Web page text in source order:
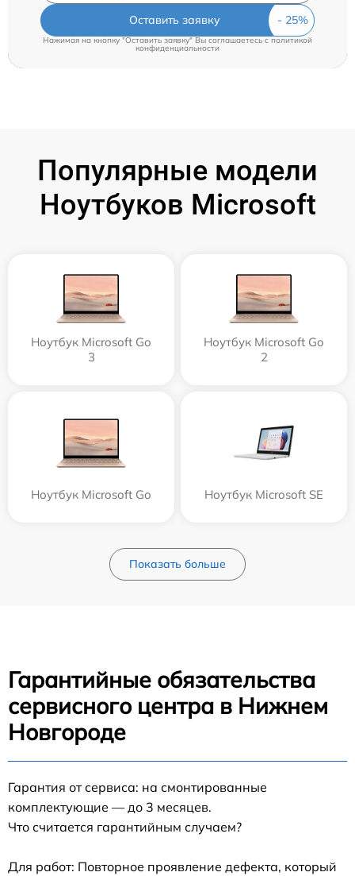
Оставить заявку
Нажимая на кнопку "Оставить заявку" Вы соглашаетесь c политикой
конфиденциальности
Популярные модели
Ноутбуков Microsoft
Ноутбук Microsoft Go
3
Ноутбук Microsoft Go
2
Ноутбук Microsoft Go Ноутбук Microsoft SE
Показать больше
Гарантийные обязательства
сервисного центра в Нижнем
Новгороде
Гарантия от сервиса: на смонтированные
комплектующие — до 3 месяцев.
Что считается гарантийным случаем?
Для работ: Повторное проявление дефекта, который